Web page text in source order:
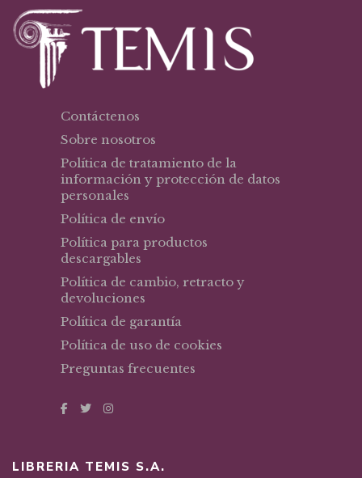
Contáctenos
Sobre nosotros
Política de tratamiento de la
información y protección de datos
personales
Política de envío
Política para productos
descargables
Política de cambio, retracto y
devoluciones
Política de garantía
Política de uso de cookies
Preguntas frecuentes
LIBRERIA TEMIS S.A.